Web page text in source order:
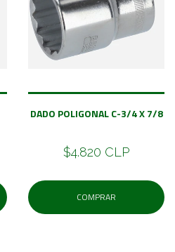
DADO POLIGONAL C-3/4 X 7/8
$4.820 CLP
COMPRAR